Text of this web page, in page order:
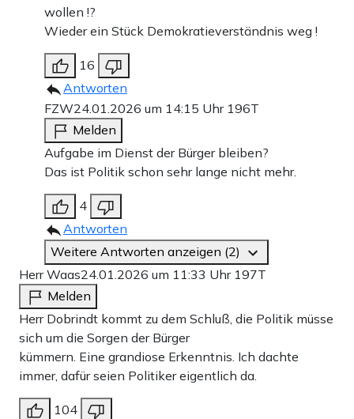
wollen !?
Wieder ein Stück Demokratieverständnis weg !
16
Antworten
FZW24.01.2026 um 14:15 Uhr 196T
Melden
Aufgabe im Dienst der Bürger bleiben?
Das ist Politik schon sehr lange nicht mehr.
4
Antworten
Weitere Antworten anzeigen (2)
Herr Waas24.01.2026 um 11:33 Uhr 197T
Melden
Herr Dobrindt kommt zu dem Schluß, die Politik müsse
sich um die Sorgen der Bürger
kümmern. Eine grandiose Erkenntnis. Ich dachte
immer, dafür seien Politiker eigentlich da.
104